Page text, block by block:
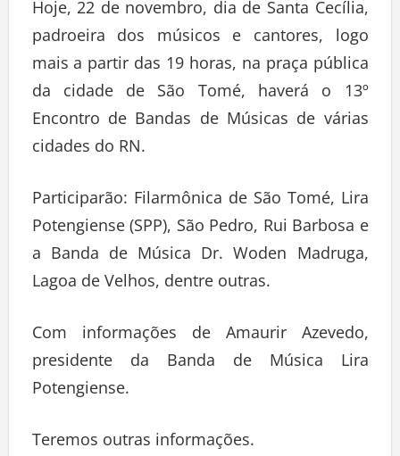
Hoje, 22 de novembro, dia de Santa Cecília,
padroeira dos músicos e cantores, logo
mais a partir das 19 horas, na praça pública
da cidade de São Tomé, haverá o 13º
Encontro de Bandas de Músicas de várias
cidades do RN.
Participarão: Filarmônica de São Tomé, Lira
Potengiense (SPP), São Pedro, Rui Barbosa e
a Banda de Música Dr. Woden Madruga,
Lagoa de Velhos, dentre outras.
Com informações de Amaurir Azevedo,
presidente da Banda de Música Lira
Potengiense.
Teremos outras informações.